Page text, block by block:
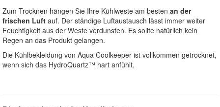
Zum Trocknen hängen Sie Ihre Kühlweste am besten an der
frischen Luft auf. Der ständige Luftaustausch lässt immer weiter
Feuchtigkeit aus der Weste verdunsten. Es sollte natürlich kein
Regen an das Produkt gelangen.
Die Kühlbekleidung von Aqua Coolkeeper ist vollkommen getrocknet,
wenn sich das HydroQuartz™ hart anfühlt.